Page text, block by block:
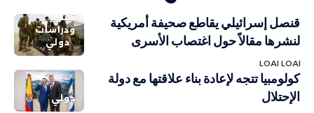
تقارير
ودراسات
دولي
قنصل إسرائيلي يقاطع صحيفة أمريكية
لنشرها مقالاً حول اغتصاب الأسرى
LOAI LOAI
دولي
كولومبيا تتجه لإعادة بناء علاقتها مع دولة
الإحتلال